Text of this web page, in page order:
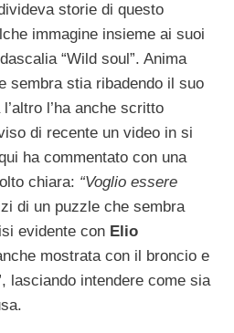
storie di questo
immagine insieme ai suoi
“Wild soul”. Anima
sembra stia ribadendo il suo
l’ha anche scritto
di recente un video in si
ha commentato con una
chiara: “Voglio essere
di un puzzle che sembra
evidente con Elio
mostrata con il broncio e
lasciando intendere come sia